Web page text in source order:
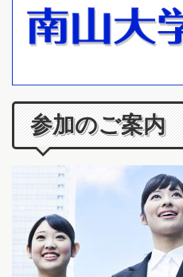
参加のご案内